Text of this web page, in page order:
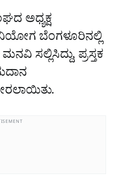
ಅಧ್ಯಕ್ಷ
ನಿಯೋಗ ಬೆಂಗಳೂರಿನಲ್ಲಿ
ಸಲ್ಲಿಸಿದ್ದು, ಪ್ರಸ್ತಕ